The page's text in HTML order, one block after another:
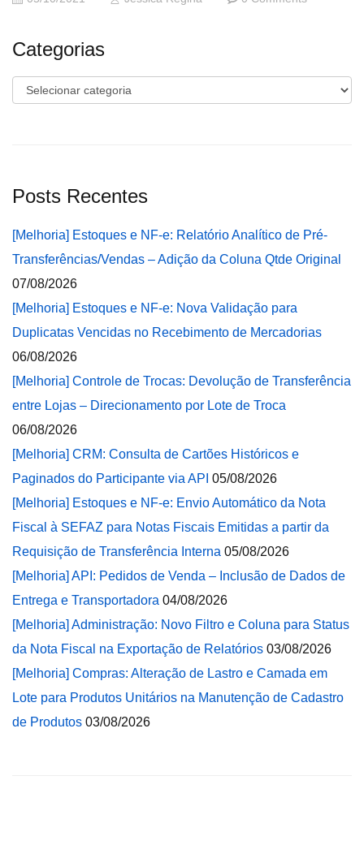
Categorias
Categorias
Posts Recentes
[Melhoria] Estoques e NF-e: Relatório Analítico de Pré-
Transferências/Vendas – Adição da Coluna Qtde Original
07/08/2026
[Melhoria] Estoques e NF-e: Nova Validação para
Duplicatas Vencidas no Recebimento de Mercadorias
06/08/2026
[Melhoria] Controle de Trocas: Devolução de Transferência
entre Lojas – Direcionamento por Lote de Troca
06/08/2026
[Melhoria] CRM: Consulta de Cartões Históricos e
Paginados do Participante via API 05/08/2026
[Melhoria] Estoques e NF-e: Envio Automático da Nota
Fiscal à SEFAZ para Notas Fiscais Emitidas a partir da
Requisição de Transferência Interna 05/08/2026
[Melhoria] API: Pedidos de Venda – Inclusão de Dados de
Entrega e Transportadora 04/08/2026
[Melhoria] Administração: Novo Filtro e Coluna para Status
da Nota Fiscal na Exportação de Relatórios 03/08/2026
[Melhoria] Compras: Alteração de Lastro e Camada em
Lote para Produtos Unitários na Manutenção de Cadastro
de Produtos 03/08/2026